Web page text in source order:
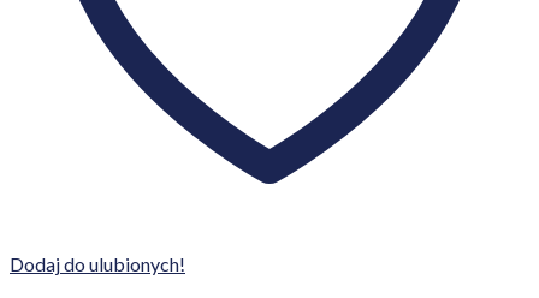
Dodaj do ulubionych!